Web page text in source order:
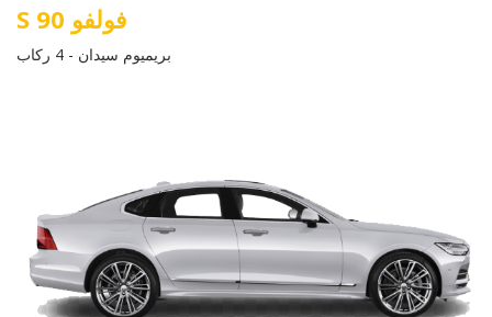
فولفو S 90
بريميوم سيدان - 4 ركاب